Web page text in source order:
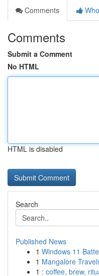
Comments
Comments
Submit a Comment
No HTML
HTML is disabled
Search
Published News
1 Windows 11
1 Mangalore
1 : coffee, brew,